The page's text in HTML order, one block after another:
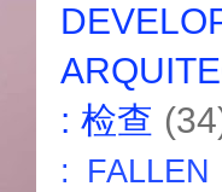
: 检查
: